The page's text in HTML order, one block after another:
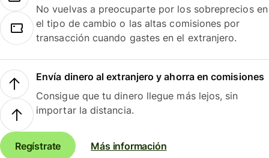
No vuelvas a preocuparte por los sobreprecios en
el tipo de cambio o las altas comisiones por
transacción cuando gastes en el extranjero.
Envía dinero al extranjero y ahorra en comisiones
Consigue que tu dinero llegue más lejos, sin
importar la distancia.
Regístrate Más información